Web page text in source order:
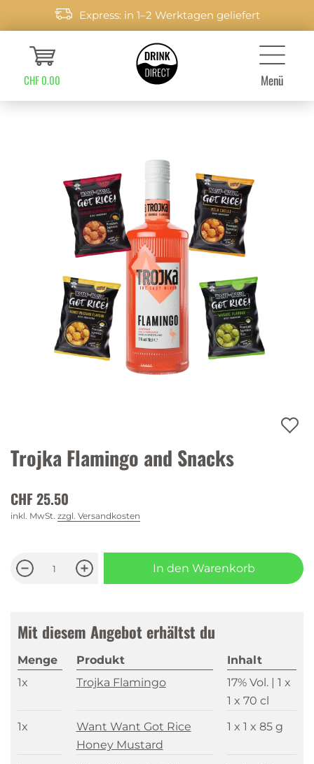
Express: in 1–2 Werktagen geliefert
CHF 0.00 Menü
Trojka Flamingo and Snacks
CHF 25.50
inkl. MwSt. zzgl. Versandkosten
In den Warenkorb
Mit diesem Angebot erhältst du
Menge Produkt
Inhalt
1x
Trojka Flamingo 17% Vol. | 1 x
1 x 70 cl
1x
Want Want Got Rice
Honey Mustard
1 x 1 x 85 g